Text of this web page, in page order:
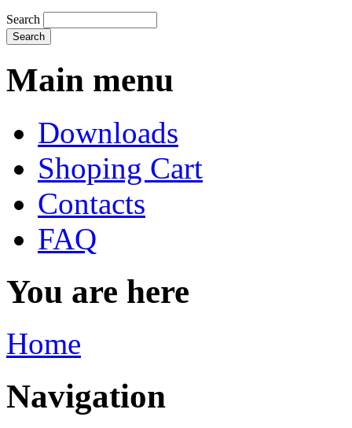
Search
Main menu
Downloads
Shoping Cart
Contacts
FAQ
You are here
Home
Navigation